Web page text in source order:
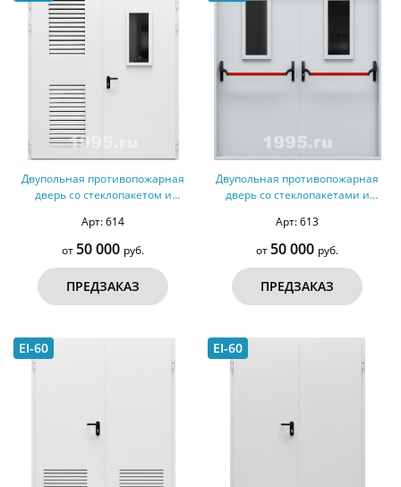
Двупольная противопожарная
дверь со стеклопакетом и
Арт: 614
от 50 000 руб.
ПРЕДЗАКАЗ
Двупольная противопожарная
дверь со стеклопакетами и
ДМПС 2
Арт: 613
от 50 000 руб.
ПРЕДЗАКАЗ
EI-60 EI-60